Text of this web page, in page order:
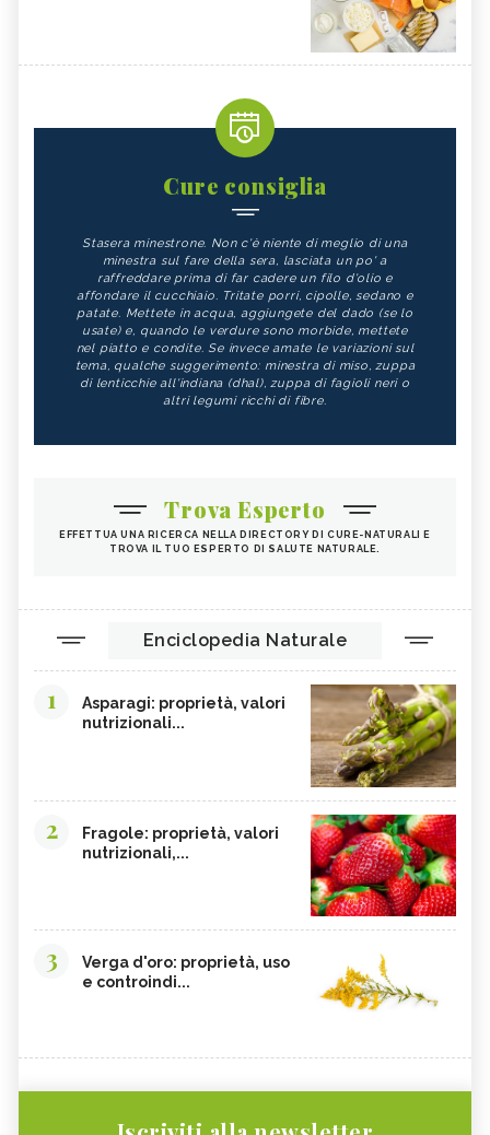
Cure consiglia
Stasera minestrone. Non c'è niente di meglio di una
minestra sul fare della sera, lasciata un po' a
raffreddare prima di far cadere un filo d'olio e
affondare il cucchiaio. Tritate porri, cipolle, sedano e
patate. Mettete in acqua, aggiungete del dado (se lo
usate) e, quando le verdure sono morbide, mettete
nel piatto e condite. Se invece amate le variazioni sul
tema, qualche suggerimento: minestra di miso, zuppa
di lenticchie all'indiana (dhal), zuppa di fagioli neri o
altri legumi ricchi di fibre.
Trova Esperto
EFFETTUA UNA RICERCA NELLA DIRECTORY DI CURE-NATURALI E
TROVA IL TUO ESPERTO DI SALUTE NATURALE.
Enciclopedia Naturale
1
Asparagi: proprietà, valori
nutrizionali...
2
Fragole: proprietà, valori
nutrizionali,...
3
Verga d'oro: proprietà, uso
e controindi...